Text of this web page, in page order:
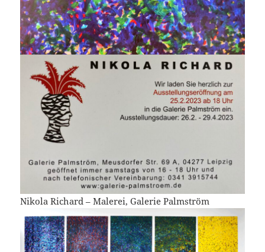
Nikola Richard – Malerei, Galerie Palmström